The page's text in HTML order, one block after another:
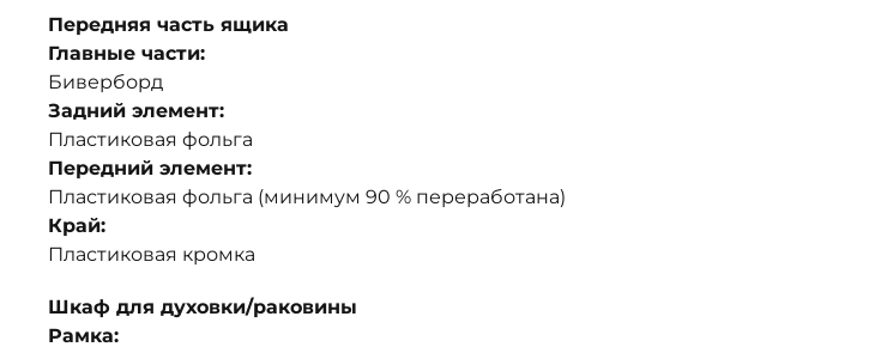
Передняя часть ящика
Главные части:
Биверборд
Задний элемент:
Пластиковая фольга
Передний элемент:
Пластиковая фольга (минимум 90 % переработана)
Край:
Пластиковая кромка
Шкаф для духовки/раковины
Рамка: